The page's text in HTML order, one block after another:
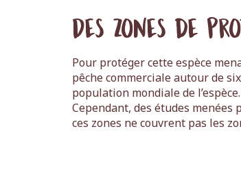
Des zones de
Pour protéger cette espèce
pêche commerciale autour de
population mondiale de l’espèce.
Cependant, des études
ces zones ne couvrent pas les